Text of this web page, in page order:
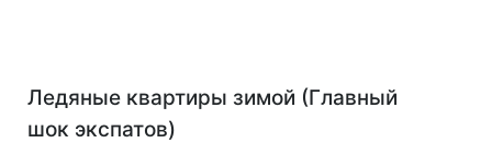
Ледяные квартиры зимой (Главный
шок экспатов)